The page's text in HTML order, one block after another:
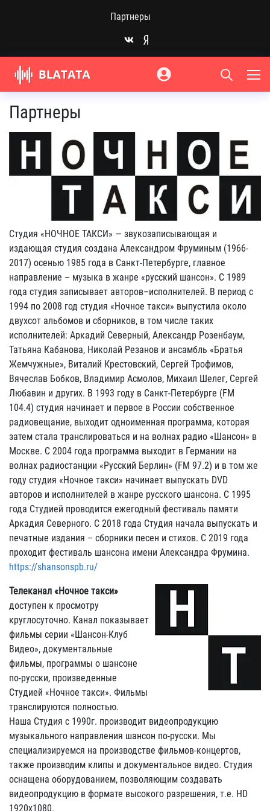
Партнеры
Партнеры
Студия «НОЧНОЕ ТАКСИ» — звукозаписывающая и
издающая студия создана Александром Фруминым (1966-
2017) осенью 1985 года в Санкт-Петербурге, главное
направление – музыка в жанре «русский шансон». С 1989
года студия записывает авторов–исполнителей. В период с
1994 по 2008 год студия «Ночное такси» выпустила около
двухсот альбомов и сборников, в том числе таких
исполнителей: Аркадий Северный, Александр Розенбаум,
Татьяна Кабанова, Николай Резанов и ансамбль «Братья
Жемчужные», Виталий Крестовский, Сергей Трофимов,
Вячеслав Бобков, Владимир Асмолов, Михаил Шелег, Сергей
Любавин и других. В 1993 году в Санкт-Петербурге (FM
104.4) студия начинает и первое в России собственное
радиовещание, выходит одноименная программа, которая
затем стала транслироваться и на волнах радио «Шансон» в
Москве. С 2004 года программа выходит в Германии на
волнах радиостанции «Русский Берлин» (FM 97.2) и в том же
году студия «Ночное такси» начинает выпускать DVD
авторов и исполнителей в жанре русского шансона. С 1995
года Студией проводится ежегодный фестиваль памяти
Аркадия Северного. С 2018 года Студия начала выпускать и
печатные издания – сборники песен и стихов. С 2019 года
проходит фестиваль шансона имени Александра Фрумина.
https://shansonspb.ru/
Телеканал «Ночное такси»
доступен к просмотру
круглосуточно. Канал показывает
фильмы серии «Шансон-Клуб
Видео», документальные
фильмы, программы о шансоне
по-русски, произведенные
Студией «Ночное такси». Фильмы
транслируются полностью.
Наша Студия с 1990г. производит видеопродукцию
музыкального направления шансон по-русски. Мы
специализируемся на производстве фильмов-концертов,
также производим клипы и документальное видео. Студия
оснащена оборудованием, позволяющим создавать
видеопродукцию в формате высокого разрешения, т.е. HD
1920х1080.